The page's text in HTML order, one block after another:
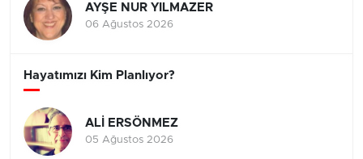
AYŞE NUR YILMAZER
06 Ağustos 2026
Hayatımızı Kim Planlıyor?
ALİ ERSÖNMEZ
05 Ağustos 2026